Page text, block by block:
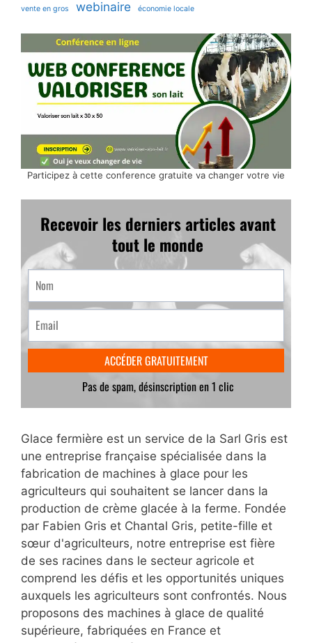
vente en gros webinaire économie locale
Participez à cette conference gratuite va changer votre vie
Glace fermière est un service de la Sarl Gris est
une entreprise française spécialisée dans la
fabrication de machines à glace pour les
agriculteurs qui souhaitent se lancer dans la
production de crème glacée à la ferme. Fondée
par Fabien Gris et Chantal Gris, petite-fille et
sœur d'agriculteurs, notre entreprise est fière
de ses racines dans le secteur agricole et
comprend les défis et les opportunités uniques
auxquels les agriculteurs sont confrontés. Nous
proposons des machines à glace de qualité
supérieure, fabriquées en France et